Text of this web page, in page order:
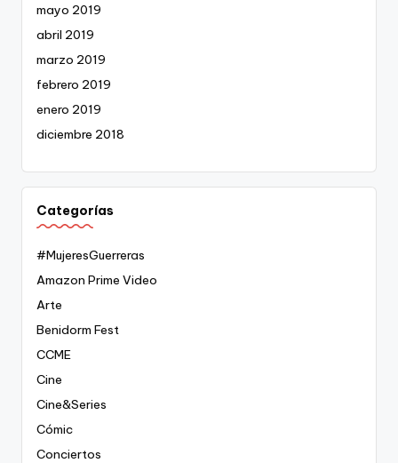
mayo 2019
abril 2019
marzo 2019
febrero 2019
enero 2019
diciembre 2018
Categorías
#MujeresGuerreras
Amazon Prime Video
Arte
Benidorm Fest
CCME
Cine
Cine&Series
Cómic
Conciertos